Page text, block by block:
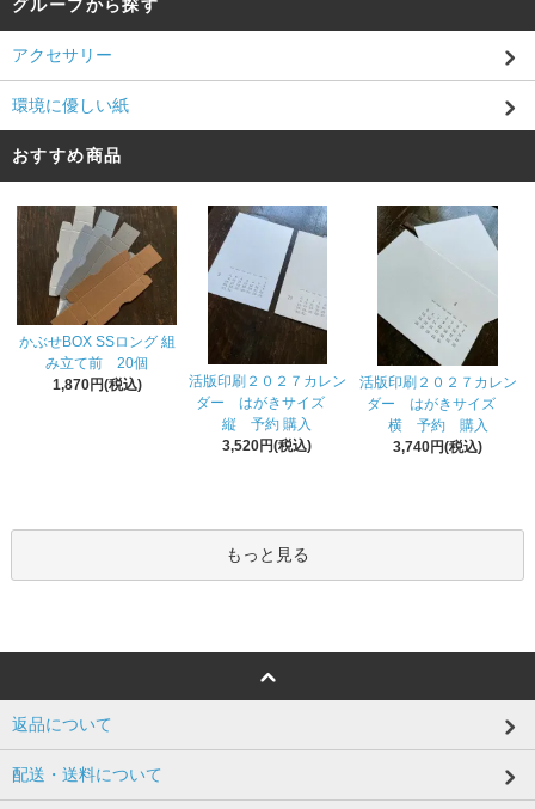
グループから探す
アクセサリー
環境に優しい紙
おすすめ商品
かぶせBOX SSロング 組
み立て前 20個
1,870円(税込)
活版印刷２０２７カレン
ダー はがきサイズ
縦 予約 購入
3,520円(税込)
活版印刷２０２７カレン
ダー はがきサイズ
横 予約 購入
3,740円(税込)
もっと見る
返品について
配送・送料について